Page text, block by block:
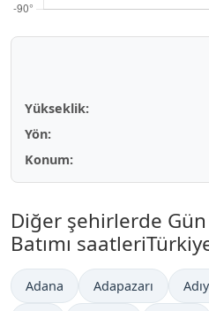
Yükseklik:
Yön:
Konum:
Diğer şehirlerde
Batımı
Adana Adapazarı